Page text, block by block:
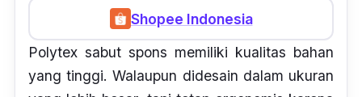
Shopee Indonesia
Polytex sabut spons memiliki kualitas bahan
yang tinggi. Walaupun didesain dalam ukuran